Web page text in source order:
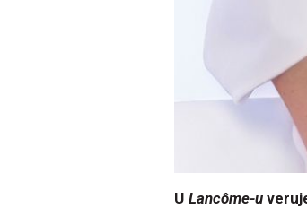
U Lancôme-u